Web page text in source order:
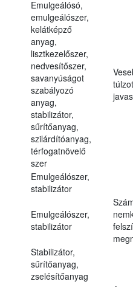
Emulgeálósó,
emulgeálószer,
kelátképző
anyag,
lisztkezelőszer,
nedvesítőszer,
savanyúságot
szabályozó
anyag,
stabilizátor,
sűrítőanyag,
szilárdítóanyag,
térfogatnövelő
szer
Emulgeálószer,
stabilizátor
Emulgeálószer,
stabilizátor
Stabilizátor,
sűrítőanyag,
zselésítőanyag